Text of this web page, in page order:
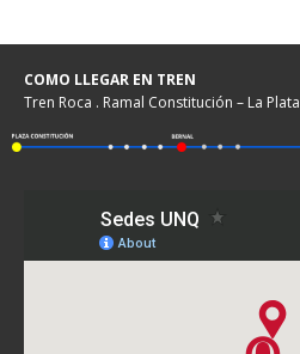
COMO LLEGAR EN TREN
Tren Roca . Ramal Constitución – La Plata